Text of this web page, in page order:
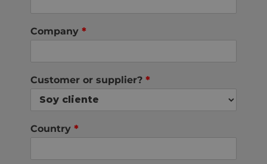
Company *
Customer or supplier? *
Country *